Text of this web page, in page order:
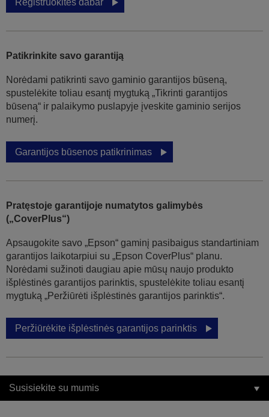
Registruokitės dabar
Patikrinkite savo garantiją
Norėdami patikrinti savo gaminio garantijos būseną,
spustelėkite toliau esantį mygtuką „Tikrinti garantijos
būseną“ ir palaikymo puslapyje įveskite gaminio serijos
numerį.
Garantijos būsenos patikrinimas
Pratęstoje garantijoje numatytos galimybės
(„CoverPlus“)
Apsaugokite savo „Epson“ gaminį pasibaigus standartiniam
garantijos laikotarpiui su „Epson CoverPlus“ planu.
Norėdami sužinoti daugiau apie mūsų naujo produkto
išplėstinės garantijos parinktis, spustelėkite toliau esantį
mygtuką „Peržiūrėti išplėstinės garantijos parinktis“.
Peržiūrėkite išplėstinės garantijos parinktis
Susisiekite su mumis